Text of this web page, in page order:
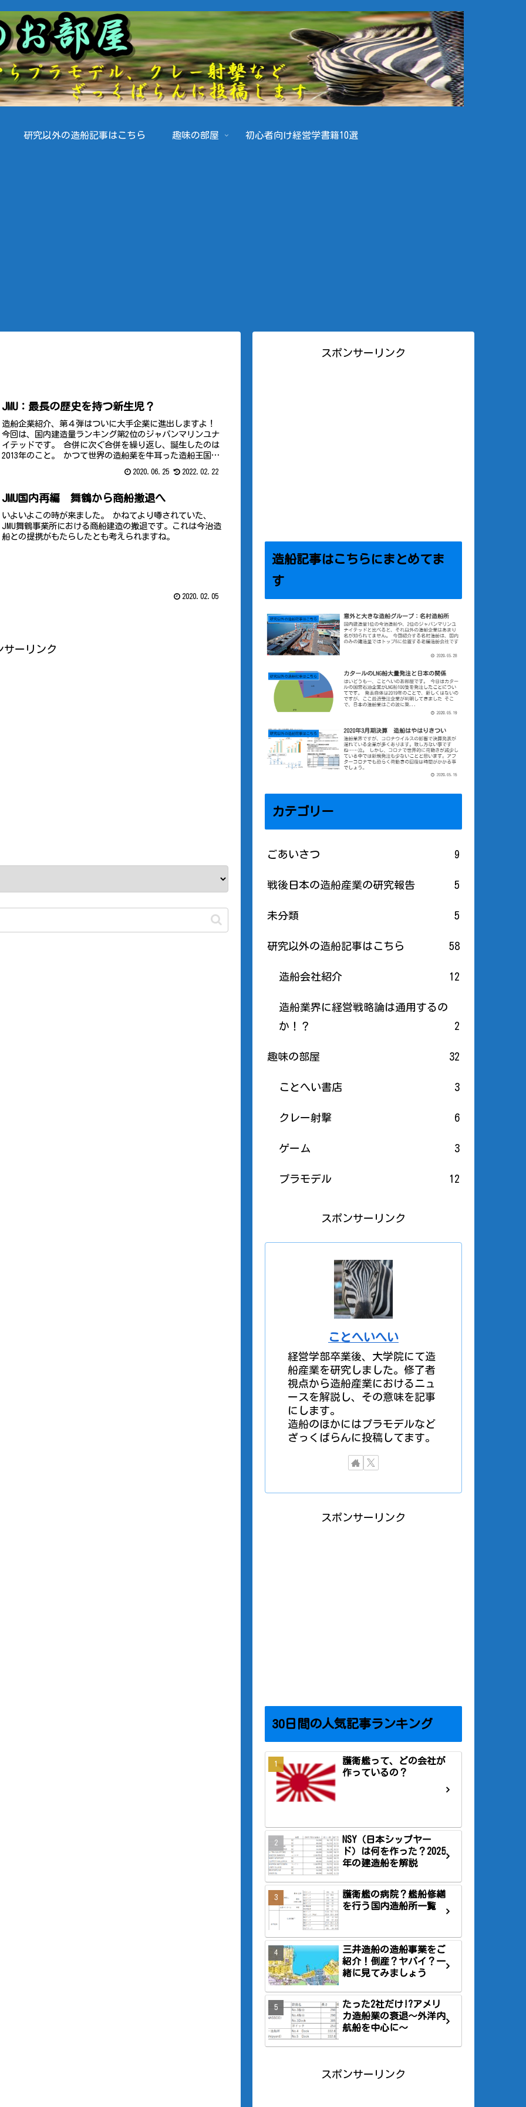
研究以外の造船記事はこちら 趣味の部屋 初心者向け経営学書籍10選
JMU：最長の歴史を持つ新生児？
造船企業紹介、第４弾はついに大手企業に進出しますよ！
今回は、国内建造量ランキング第2位のジャパンマリンユナ
イテッドです。 合併に次ぐ合併を繰り返し、誕生したのは
2013年のこと。 かつて世界の造船業を牛耳った造船王国の
2020.06.25 2022.02.22
JMU国内再編 舞鶴から商船撤退へ
いよいよこの時が来ました。 かねてより噂されていた、
JMU舞鶴事業所における商船建造の撤退です。これは今治造
船との提携がもたらしたとも考えられますね。
2020.02.05
サーリンク
スポンサーリンク
造船記事はこちらにまとめてま
す
カテゴリー
ごあいさつ 9
戦後日本の造船産業の研究報告 5
未分類 5
研究以外の造船記事はこちら 58
造船会社紹介 12
造船業界に経営戦略論は通用するの
か！？
2
趣味の部屋 32
ことへい書店 3
クレー射撃 6
ゲーム 3
プラモデル 12
スポンサーリンク
ことへいへい
経営学部卒業後、大学院にて造
船産業を研究しました。修了者
視点から造船産業におけるニュ
ースを解説し、その意味を記事
にします。
造船のほかにはプラモデルなど
ざっくばらんに投稿してます。
スポンサーリンク
30日間の人気記事ランキング
護衛艦って、どの会社が
作っているの？
NSY（日本シップヤー
ド）は何を作った？2025
年の建造船を解説
護衛艦の病院？艦船修繕
を行う国内造船所一覧
三井造船の造船事業をご
紹介！倒産？ヤバイ？一
緒に見てみましょう
たった2社だけ!?アメリ
カ造船業の衰退～外洋内
航船を中心に～
スポンサーリンク